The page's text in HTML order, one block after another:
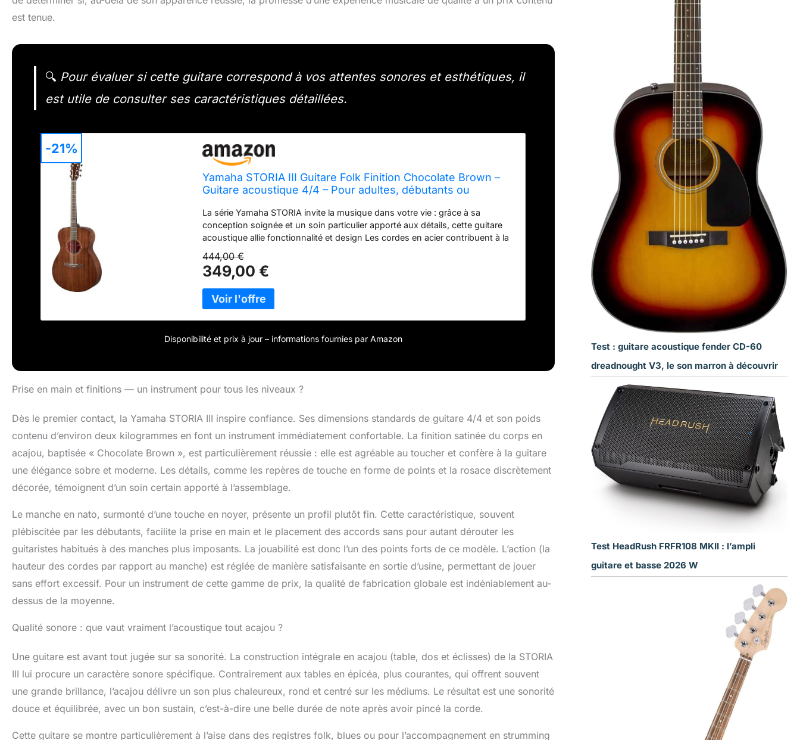
est tenue.
🔍 Pour évaluer si cette guitare correspond à vos attentes sonores et esthétiques, il
est utile de consulter ses caractéristiques détaillées.
Yamaha STORIA III Guitare Folk Finition Chocolate Brown –
Guitare acoustique 4/4 – Pour adultes, débutants ou
La série Yamaha STORIA invite la musique dans votre vie : grâce à sa
conception soignée et un soin particulier apporté aux détails, cette guitare
acoustique allie fonctionnalité et design Les cordes en acier contribuent à la
chaque passionné de musique et lui procurera des heures de plaisir
Composée d'une table en acajou massif avec une magnifique finition
brillante et d'un corps en acajou, cette guitare folk élégante appelle à la
créativité et permet d'exprimer votre talent Confort de jeu exceptionnel pour
débutants et guitaristes confirmés : grâce au faible volume de caisse et au
jouer Livraison : 1 x Guitare acoustique folk STORIA III en Chocolate Brown
444,00 €
349,00 €
-21%
Disponibilité et prix à jour – informations fournies par Amazon
Prise en main et finitions — un instrument pour tous les niveaux ?
Dès le premier contact, la Yamaha STORIA III inspire confiance. Ses dimensions standards de guitare 4/4 et son poids
contenu d’environ deux kilogrammes en font un instrument immédiatement confortable. La finition satinée du corps en
acajou, baptisée « Chocolate Brown », est particulièrement réussie : elle est agréable au toucher et confère à la guitare
une élégance sobre et moderne. Les détails, comme les repères de touche en forme de points et la rosace discrètement
décorée, témoignent d’un soin certain apporté à l’assemblage.
Le manche en nato, surmonté d’une touche en noyer, présente un profil plutôt fin. Cette caractéristique, souvent
plébiscitée par les débutants, facilite la prise en main et le placement des accords sans pour autant dérouter les
guitaristes habitués à des manches plus imposants. La jouabilité est donc l’un des points forts de ce modèle. L’action (la
hauteur des cordes par rapport au manche) est réglée de manière satisfaisante en sortie d’usine, permettant de jouer
sans effort excessif. Pour un instrument de cette gamme de prix, la qualité de fabrication globale est indéniablement au-
dessus de la moyenne.
Qualité sonore : que vaut vraiment l’acoustique tout acajou ?
Une guitare est avant tout jugée sur sa sonorité. La construction intégrale en acajou (table, dos et éclisses) de la STORIA
III lui procure un caractère sonore spécifique. Contrairement aux tables en épicéa, plus courantes, qui offrent souvent
une grande brillance, l’acajou délivre un son plus chaleureux, rond et centré sur les médiums. Le résultat est une sonorité
douce et équilibrée, avec un bon sustain, c’est-à-dire une belle durée de note après avoir pincé la corde.
Cette guitare se montre particulièrement à l’aise dans des registres folk, blues ou pour l’accompagnement en strumming
Test : guitare acoustique fender CD-60
dreadnought V3, le son marron à découvrir
Test HeadRush FRFR108 MKII : l’ampli
guitare et basse 2026 W